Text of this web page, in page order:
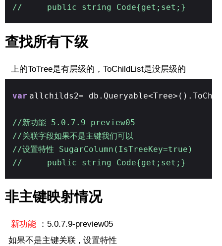
// public string Code{get;set;}
查找所有下级
上的ToTree是有层级的，ToChildList是没层级的
var allchilds2=
//新功能 5.0.7.9-preview05
//关联字段如果不是主键我们可以
//设置特性 SugarColumn(IsTreeKey=true)
// public string Code{get;set;}
非主键映射情况
新功能：5.0.7.9-preview05
如果不是主键关联 , 设置特性